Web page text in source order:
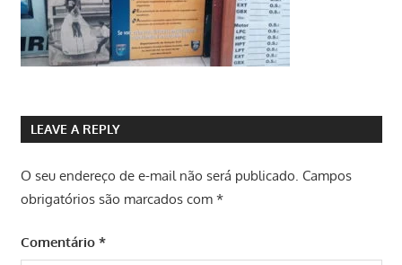
LEAVE A REPLY
O seu endereço de e-mail não será publicado. Campos
obrigatórios são marcados com *
Comentário *